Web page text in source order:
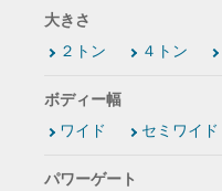
大きさ
２トン
４トン
ボディー幅
ワイド
セミワイド
パワーゲート